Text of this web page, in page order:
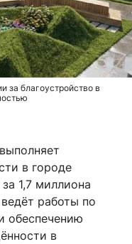
за благоустройство в
в городе
1,7 миллиона
работы по
обеспечению
в